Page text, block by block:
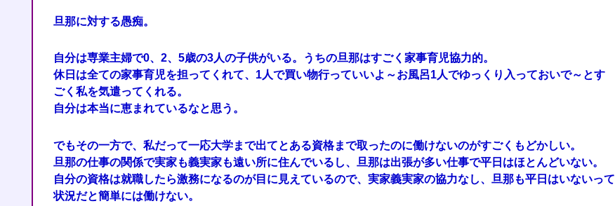
旦那に対する愚痴。
自分は専業主婦で0、2、5歳の3人の子供がいる。うちの旦那はすごく家事育児協力的。
休日は全ての家事育児を担ってくれて、1人で買い物行っていいよ～お風呂1人でゆっくり入っておいで～とす
ごく私を気遣ってくれる。
自分は本当に恵まれているなと思う。
でもその一方で、私だって一応大学まで出てとある資格まで取ったのに働けないのがすごくもどかしい。
旦那の仕事の関係で実家も義実家も遠い所に住んでいるし、旦那は出張が多い仕事で平日はほとんどいない。
自分の資格は就職したら激務になるのが目に見えているので、実家義実家の協力なし、旦那も平日はいないって
状況だと簡単には働けない。